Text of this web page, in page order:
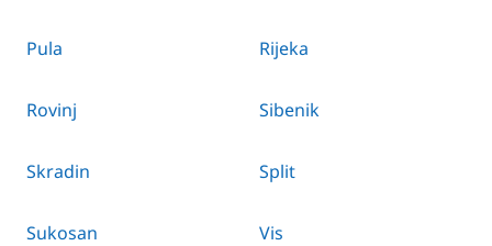
Pula Rijeka
Rovinj Sibenik
Skradin Split
Sukosan Vis